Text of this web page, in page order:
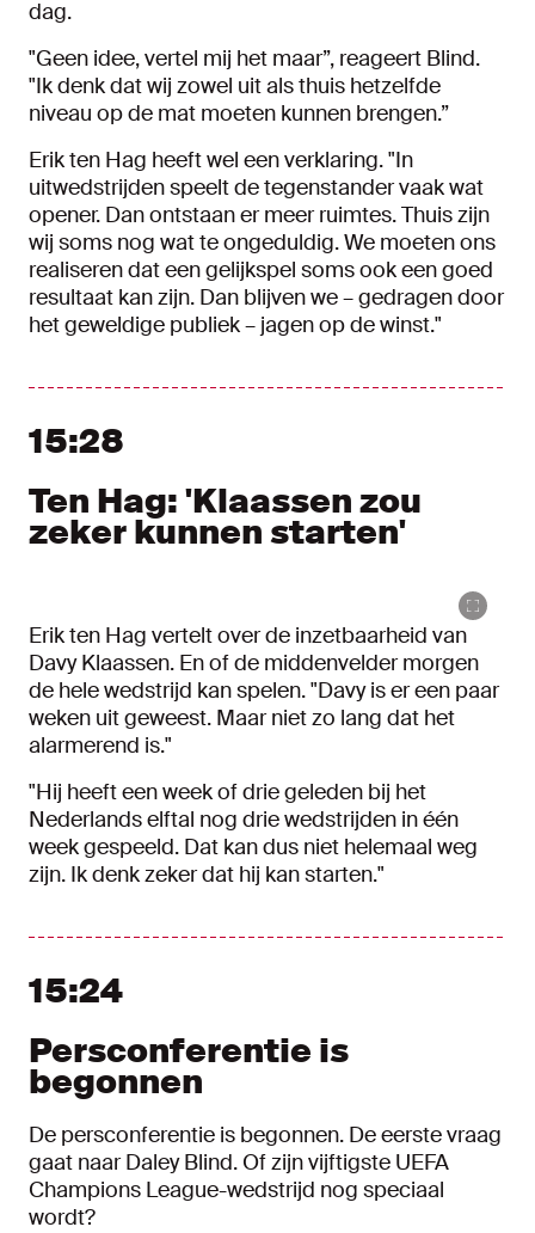
dag.
"Geen idee, vertel mij het maar”, reageert Blind.
"Ik denk dat wij zowel uit als thuis hetzelfde
niveau op de mat moeten kunnen brengen.”
Erik ten Hag heeft wel een verklaring. "In
uitwedstrijden speelt de tegenstander vaak wat
opener. Dan ontstaan er meer ruimtes. Thuis zijn
wij soms nog wat te ongeduldig. We moeten ons
realiseren dat een gelijkspel soms ook een goed
resultaat kan zijn. Dan blijven we – gedragen door
het geweldige publiek – jagen op de winst."
15:28
Ten Hag: 'Klaassen zou
zeker kunnen starten'
Erik ten Hag vertelt over de inzetbaarheid van
Davy Klaassen. En of de middenvelder morgen
de hele wedstrijd kan spelen. "Davy is er een paar
weken uit geweest. Maar niet zo lang dat het
alarmerend is."
"Hij heeft een week of drie geleden bij het
Nederlands elftal nog drie wedstrijden in één
week gespeeld. Dat kan dus niet helemaal weg
zijn. Ik denk zeker dat hij kan starten."
15:24
Persconferentie is
begonnen
De persconferentie is begonnen. De eerste vraag
gaat naar Daley Blind. Of zijn vijftigste UEFA
Champions League-wedstrijd nog speciaal
wordt?